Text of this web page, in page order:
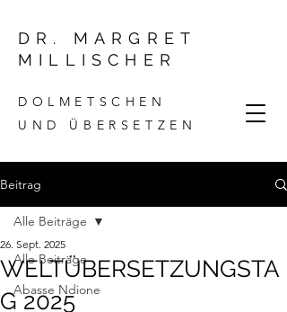
DR. MARGRET
MILLISCHER
DOLMETSCHEN
UND ÜBERSETZEN
Beitrag
Alle Beiträge
Abasse Ndione
Alle Beiträge
WELTÜBERSETZUNGSTA
G 2025
26. Sept. 2025